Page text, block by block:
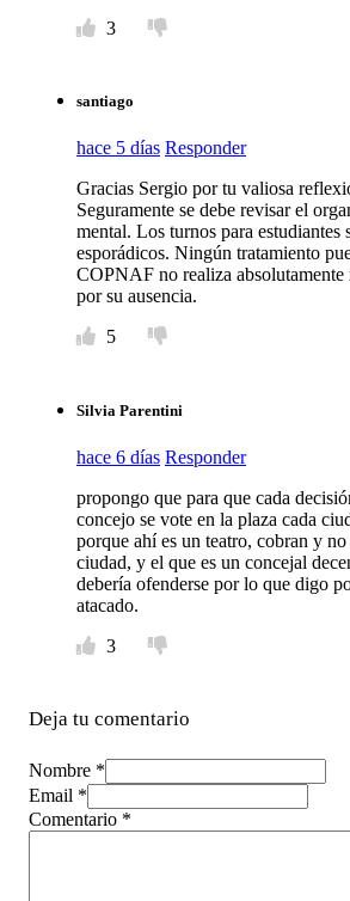
3
santiago
hace 5 días Responder
Gracias Sergio por tu valiosa
Seguramente se debe revisar el
mental. Los turnos para estudiantes
esporádicos. Ningún tratamiento
COPNAF no realiza
por su ausencia.
5
Silvia Parentini
hace 6 días Responder
propongo que para que cada
concejo se vote en la plaza cada
porque ahí es un teatro, cobran y
ciudad, y el que es un concejal
debería ofenderse por lo que digo
atacado.
3
Deja tu comentario
Nombre *
Email *
Comentario *